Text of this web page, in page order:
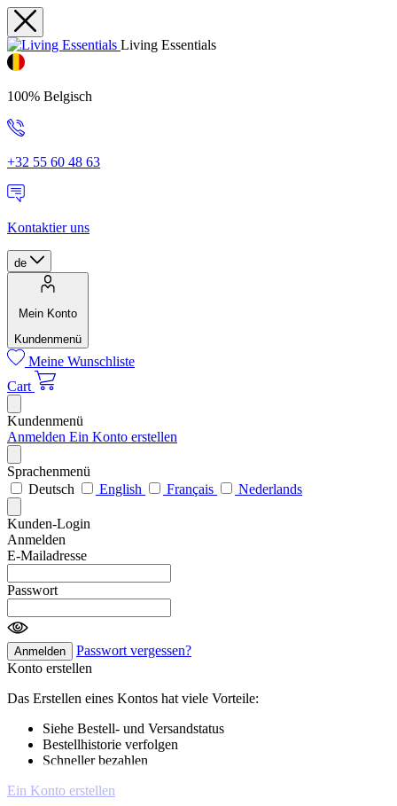
Living Essentials
100% Belgisch
+32 55 60 48 63
Kontaktier uns
de
Mein Konto
Kundenmenü
Meine Wunschliste
Cart
Kundenmenü
Anmelden Ein Konto erstellen
Sprachenmenü
Deutsch
English Français Nederlands
Kunden-Login
Anmelden
E-Mailadresse
Passwort
Anmelden
Passwort vergessen?
Konto erstellen
Das Erstellen eines Kontos hat viele Vorteile:
Siehe Bestell- und Versandstatus
Bestellhistorie verfolgen
Schneller bezahlen
Ein Konto erstellen